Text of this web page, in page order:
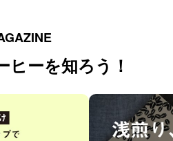
ヒーを知ろう！